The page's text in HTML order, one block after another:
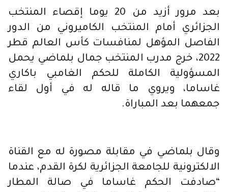
بعد مرور أزيد من 20 يوما إقصاء المنتخب
الجزائري أمام المنتخب الكاميروني من الدور
الفاصل المؤهل لمنافسات كأس العالم قطر
2022، خرج مدرب المنتخب جمال بلماضي يحمل
المسؤولية الكاملة للحكم الغامبي باكاري
غاساما، ويروي ما قاله له في أول لقاء
جمعهما بعد المباراة.
وقال بلماضي في مقابلة مصورة له مع القناة
الالكترونية للجامعة الجزائرية لكرة القدم، عندما
“صادفت الحكم غاساما في صالة المطار